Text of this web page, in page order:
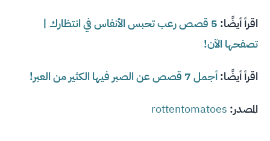
اقرأ أيضًا:
5 قصص رعب تحبس الأنفاس في انتظارك |
تصفحها الآن!
اقرأ أيضًا:أجمل 7 قصص عن الصبر فيها الكثير من العبر!
المصدر: rottentomatoes